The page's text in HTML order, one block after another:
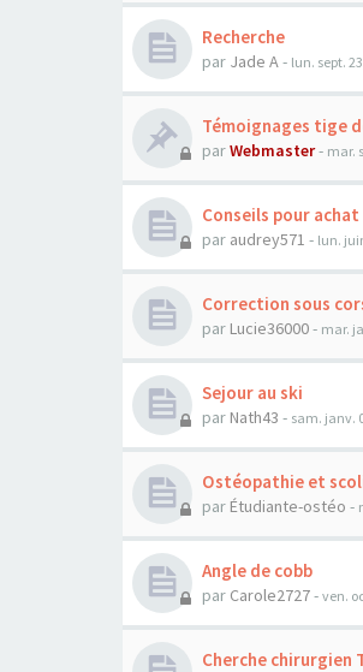
Recherche
par Jade A- lun. sept.
Témoignages tige
parWebmaster- mar.
Conseils pour
par audrey571 - lun.
Correction sous
par Lucie36000- mar.
Sejour au ski
par Nath43 - sam. janv.
Ostéopathie et
par Étudiante-ostéo -
Angle de cobb
par Carole2727- ven.
Cherche chirurgien